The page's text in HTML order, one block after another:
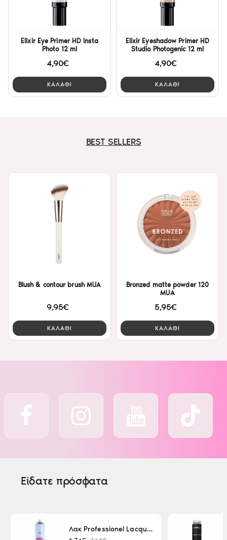
Elixir Eye Primer HD Insta
Photo 12 ml
4,90€
ΚΑΛΑΘΙ
Elixir Eyeshadow Primer HD
Studio Photogenic 12 ml
4,90€
ΚΑΛΑΘΙ
BEST SELLERS
Blush & contour brush MUA
9,95€
ΚΑΛΑΘΙ
Bronzed matte powder 120
MUA
5,95€
ΚΑΛΑΘΙ
Είδατε πρόσφατα
Λακ Professionel Lacque Super Strong 500ml